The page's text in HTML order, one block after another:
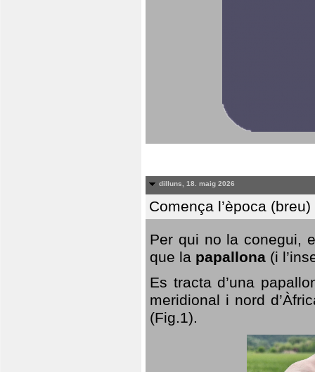
dilluns, 18. maig 2026
Comença l’època
Per qui no la conegui,
que la papallona (i
Es tracta d’una
meridional i nord
(Fig.1).